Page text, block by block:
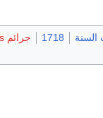
1718 جرائم 1710s